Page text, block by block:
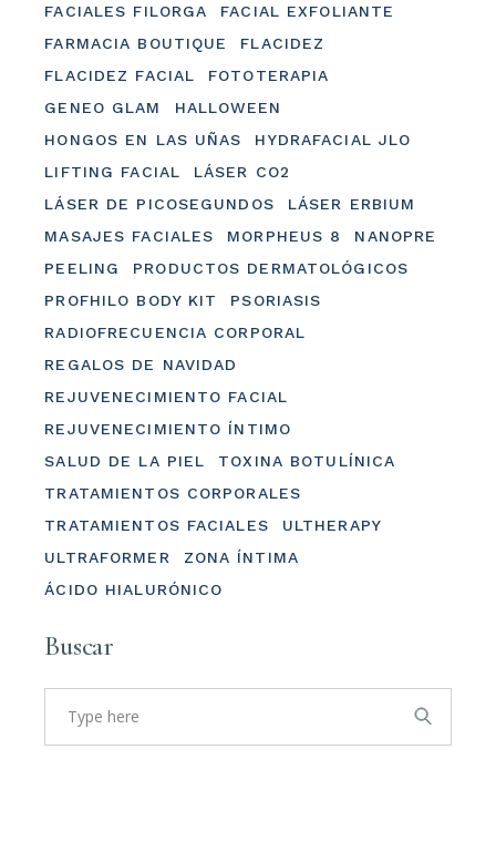
FACIALES FILORGA
FACIAL EXFOLIANTE
FARMACIA BOUTIQUE
FLACIDEZ
FLACIDEZ FACIAL
FOTOTERAPIA
GENEO GLAM
HALLOWEEN
HONGOS EN LAS UÑAS
HYDRAFACIAL JLO
LIFTING FACIAL
LÁSER CO2
LÁSER DE PICOSEGUNDOS
LÁSER ERBIUM
MASAJES FACIALES
MORPHEUS 8
NANOPRE
PEELING
PRODUCTOS DERMATOLÓGICOS
PROFHILO BODY KIT
PSORIASIS
RADIOFRECUENCIA CORPORAL
REGALOS DE NAVIDAD
REJUVENECIMIENTO FACIAL
REJUVENECIMIENTO ÍNTIMO
SALUD DE LA PIEL
TOXINA BOTULÍNICA
TRATAMIENTOS CORPORALES
TRATAMIENTOS FACIALES
ULTHERAPY
ULTRAFORMER
ZONA ÍNTIMA
ÁCIDO HIALURÓNICO
Buscar
Search
for: